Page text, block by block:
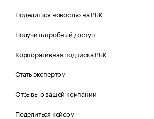
Поделиться новостью на РБК
Получить пробный доступ
Корпоративная подписка РБК
Стать экспертом
Отзывы о вашей компании
Поделиться кейсом